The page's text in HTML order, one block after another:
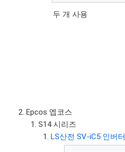
두 개 사용
Epcos 엡코스
S14 시리즈
LS산전 SV-iC5 인버터